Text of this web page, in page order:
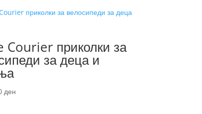
Courier приколки за
за деца и
ден